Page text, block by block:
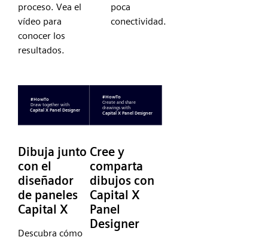
proceso. Vea el
vídeo para
conocer los
resultados.
poca
conectividad.
Dibuja junto
con el
diseñador
de paneles
Capital X
Descubra cómo
Cree y
comparta
dibujos con
Capital X
Panel
Designer